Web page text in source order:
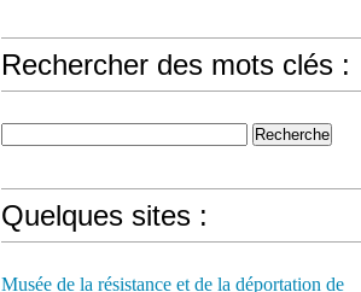
Rechercher des mots clés :
Quelques sites :
Musée de la résistance et de la déportation de